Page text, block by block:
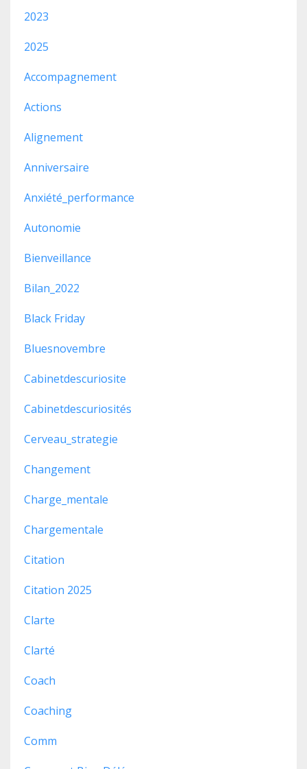
2023
2025
Accompagnement
Actions
Alignement
Anniversaire
Anxiété_performance
Autonomie
Bienveillance
Bilan_2022
Black Friday
Bluesnovembre
Cabinetdescuriosite
Cabinetdescuriosités
Cerveau_strategie
Changement
Charge_mentale
Chargementale
Citation
Citation 2025
Clarte
Clarté
Coach
Coaching
Comm